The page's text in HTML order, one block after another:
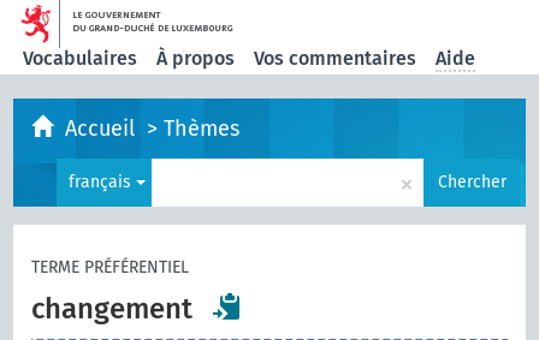
Vocabulaires À propos Vos commentaires Aide
Accueil >Thèmes
français × Chercher
TERME PRÉFÉRENTIEL
changement